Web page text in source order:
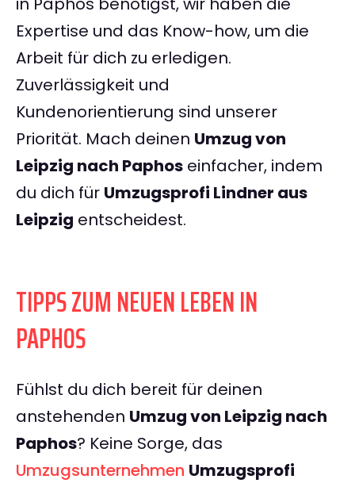
Expertise und das Know-how, um die
Arbeit für dich zu erledigen.
Zuverlässigkeit und
Kundenorientierung sind unserer
Priorität. Mach deinen Umzug von
Leipzig nach Paphos einfacher, indem
du dich für Umzugsprofi Lindner aus
Leipzig entscheidest.
TIPPS ZUM NEUEN LEBEN IN
PAPHOS
Fühlst du dich bereit für deinen
anstehenden Umzug von Leipzig nach
Paphos? Keine Sorge, das
Umzugsunternehmen Umzugsprofi